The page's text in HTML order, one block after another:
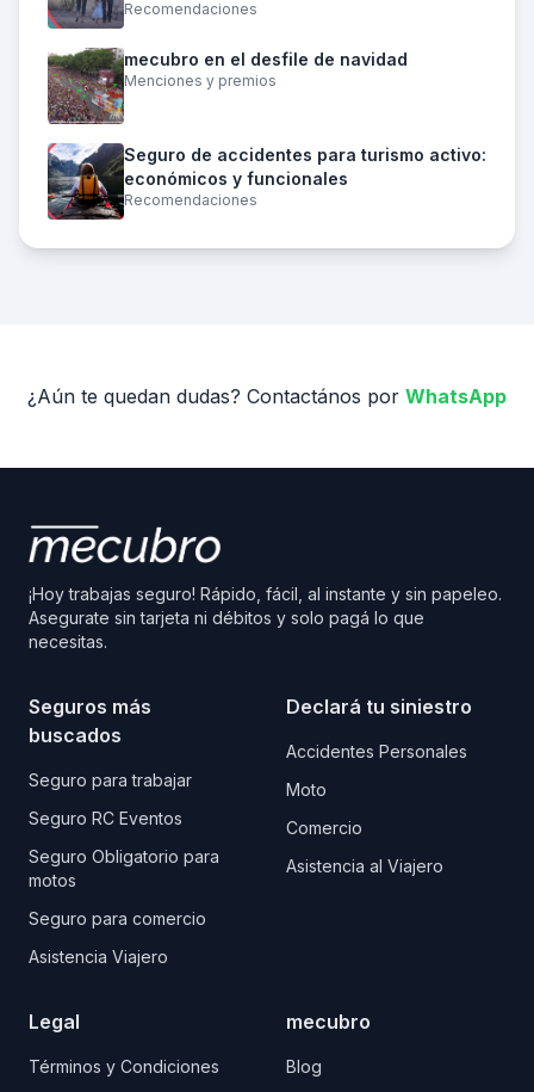
Recomendaciones
mecubro en el desfile de navidad
Menciones y premios
Seguro de accidentes para turismo activo:
económicos y funcionales
Recomendaciones
¿Aún te quedan dudas? Contactános por WhatsApp
¡Hoy trabajas seguro! Rápido, fácil, al instante y sin papeleo.
Asegurate sin tarjeta ni débitos y solo pagá lo que
necesitas.
Seguros más
buscados
Seguro para trabajar
Seguro RC Eventos
Seguro Obligatorio para
motos
Seguro para comercio
Asistencia Viajero
Declará tu siniestro
Accidentes Personales
Moto
Comercio
Asistencia al Viajero
Legal
Términos y Condiciones
mecubro
Blog